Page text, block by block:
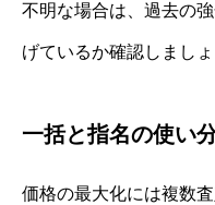
不明な場合は、過去の
げているか確認しましょ
一括と指名の使い
価格の最大化には複数